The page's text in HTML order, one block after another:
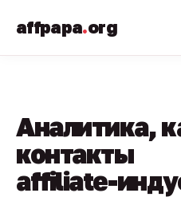
affpapa.org
Аналитика,
контакты
affiliate-